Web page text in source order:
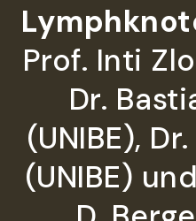
Prof. Inti
Dr.
(UNIBE),
(UNIBE)